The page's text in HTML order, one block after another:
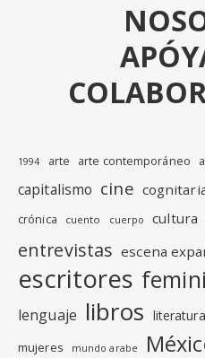
1994 arte arte contemporáneo
capitalismo cine
crónica cuento cuerpo cultura
entrevistas escena
escritores
lenguaje libros literatura
mujeres mundo arabe